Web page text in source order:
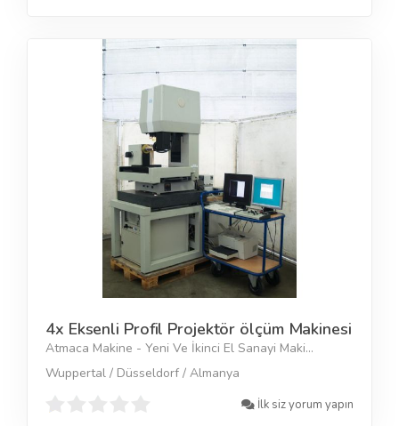
4x Eksenli Profil Projektör ölçüm Makinesi
Atmaca Makine - Yeni Ve İkinci El Sanayi Maki...
Wuppertal / Düsseldorf / Almanya
İlk siz yorum yapın